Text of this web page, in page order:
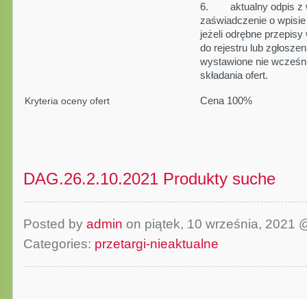
6. aktualny odpis z
zaświadczenie o
jeżeli odrębne
do rejestru lub
wystawione nie
składania ofert.
Kryteria oceny ofert Cena 100%
DAG.26.2.10.2021 Produkty suche
Posted by admin on piątek, 10 września, 2021
Categories: przetargi-nieaktualne